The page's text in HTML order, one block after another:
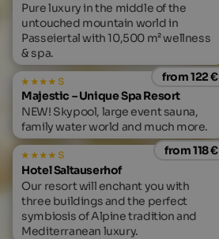
Pure luxury in the middle of the
untouched mountain world in
Passeiertal with 10,500 m² wellness
& spa.
from 122 €
s
Majestic – Unique Spa Resort
NEW! Skypool, large event sauna,
family water world and much more.
from 118 €
s
Hotel Saltauserhof
Our resort will enchant you with
three buildings and the perfect
symbiosis of Alpine tradition and
Mediterranean luxury.